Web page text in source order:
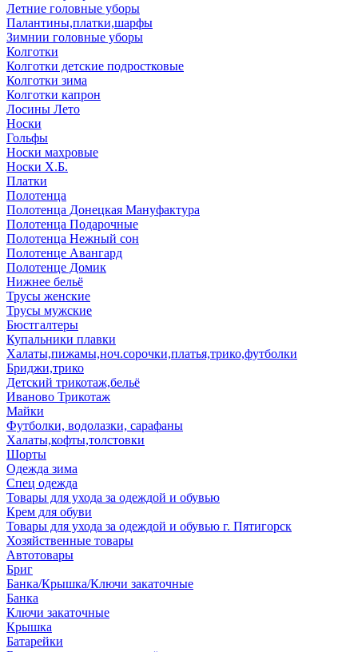
Летние головные уборы
Палантины,платки,шарфы
Зимнии головные уборы
Колготки
Колготки детские подростковые
Колготки зима
Колготки капрон
Лосины Лето
Носки
Гольфы
Носки махровые
Носки Х.Б.
Платки
Полотенца
Полотенца Донецкая Мануфактура
Полотенца Подарочные
Полотенца Нежный сон
Полотенце Авангард
Полотенце Домик
Нижнее бельё
Трусы женские
Трусы мужские
Бюстгалтеры
Купальники плавки
Халаты,пижамы,ноч.сорочки,платья,трико,футболки
Бриджи,трико
Детский трикотаж,бельё
Иваново Трикотаж
Майки
Футболки, водолазки, сарафаны
Халаты,кофты,толстовки
Шорты
Одежда зима
Спец одежда
Товары для ухода за одеждой и обувью
Крем для обуви
Товары для ухода за одеждой и обувью г. Пятигорск
Хозяйственные товары
Автотовары
Бриг
Банка/Крышка/Ключи закаточные
Банка
Ключи закаточные
Крышка
Батарейки